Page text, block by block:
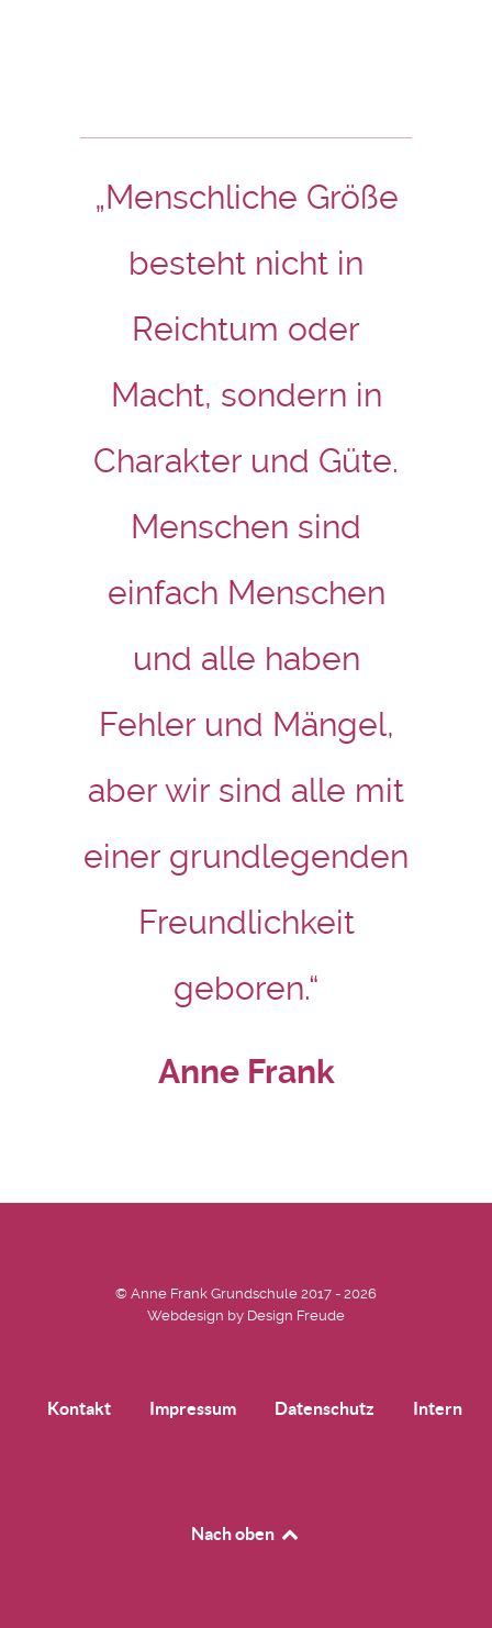
„Menschliche Größe
besteht nicht in
Reichtum oder
Macht, sondern in
Charakter und Güte.
Menschen sind
einfach Menschen
und alle haben
Fehler und Mängel,
aber wir sind alle mit
einer grundlegenden
Freundlichkeit
geboren.“
Anne Frank
© Anne Frank Grundschule 2017 - 2026
Webdesign by Design Freude
Kontakt Impressum Datenschutz Intern
Nach oben